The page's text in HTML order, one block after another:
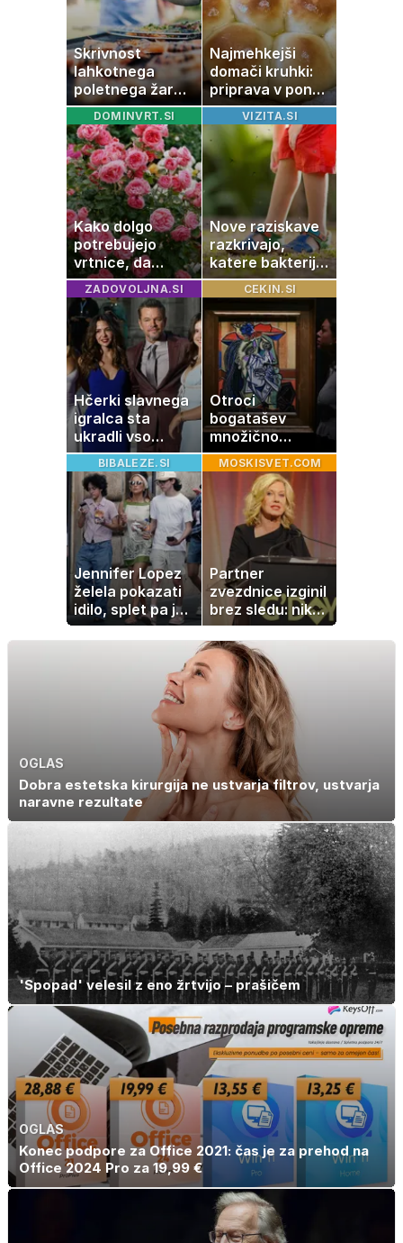
Skrivnost
lahkotnega
poletnega žara,
po katerem ne
boste
potrebovali
popoldanskega
spanca
Najmehkejši
domači kruhki:
priprava v ponvi
je trik za popoln
rezultat
DOMINVRT.SI
Kako dolgo
potrebujejo
vrtnice, da
zrastejo? Vse o
rasti, cvetenju in
negi vrtnic
VIZITA.SI
Nove raziskave
razkrivajo,
katere bakterije
na koži privlačijo
komarje
ZADOVOLJNA.SI
Hčerki slavnega
igralca sta
ukradli vso
pozornost
CEKIN.SI
Otroci
bogatašev
množično
prodajajo
družinske
zbirke: raje imajo
denar kot
umetnine
BIBALEZE.SI
Jennifer Lopez
želela pokazati
idilo, splet pa je
razburila ena
stvar
MOSKISVET.COM
Partner
zvezdnice izginil
brez sledu: nikoli
ga niso našli,
nato je prišla še
ena tragedija
OGLAS
Dobra estetska kirurgija ne ustvarja filtrov, ustvarja
naravne rezultate
'Spopad' velesil z eno žrtvijo – prašičem
OGLAS
Konec podpore za Office 2021: čas je za prehod na
Office 2024 Pro za 19,99 €